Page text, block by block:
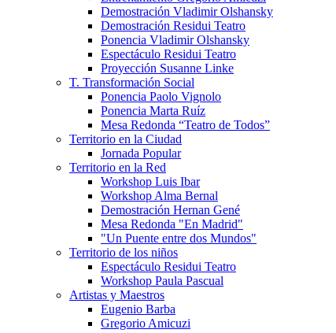
Demostración Vladimir Olshansky
Demostración Residui Teatro
Ponencia Vladimir Olshansky
Espectáculo Residui Teatro
Proyección Susanne Linke
T. Transformación Social
Ponencia Paolo Vignolo
Ponencia Marta Ruíz
Mesa Redonda “Teatro de Todos”
Territorio en la Ciudad
Jornada Popular
Territorio en la Red
Workshop Luis Ibar
Workshop Alma Bernal
Demostración Hernan Gené
Mesa Redonda "En Madrid"
"Un Puente entre dos Mundos"
Territorio de los niños
Espectáculo Residui Teatro
Workshop Paula Pascual
Artistas y Maestros
Eugenio Barba
Gregorio Amicuzi